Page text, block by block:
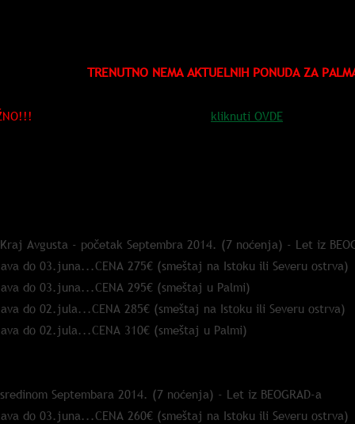
TRENUTNO NEMA AKTUELNIH PONUDA ZA
kliknuti OVDE
Avgusta - početak Septembra 2014. (7 noćenja) - Let iz
do 03.juna...CENA 275€ (smeštaj na Istoku ili Severu ostrva)
do 03.juna...CENA 295€ (smeštaj u Palmi)
do 02.jula...CENA 285€ (smeštaj na Istoku ili Severu ostrva)
do 02.jula...CENA 310€ (smeštaj u Palmi)
Septembara 2014. (7 noćenja) - Let iz BEOGRAD-a
do 03.juna...CENA 260€ (smeštaj na Istoku ili Severu ostrva)